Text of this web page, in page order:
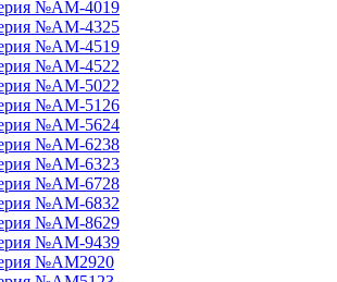
№AM-4019
№AM-4325
№AM-4519
№AM-4522
№AM-5022
№AM-5126
№AM-5624
№AM-6238
№AM-6323
№AM-6728
№AM-6832
№AM-8629
№AM-9439
№AM2920